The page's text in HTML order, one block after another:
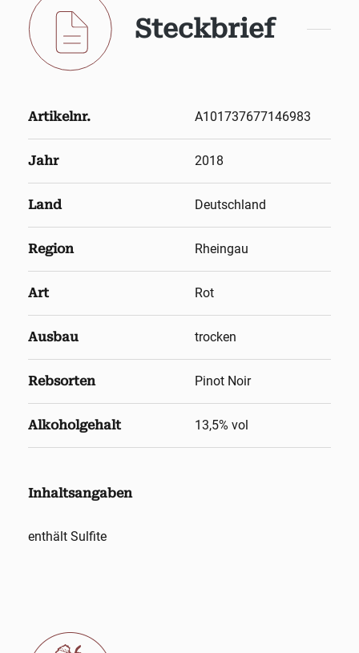
Steckbrief
Artikelnr. A101737677146983
Jahr 2018
Land Deutschland
Region Rheingau
Art Rot
Ausbau trocken
Rebsorten Pinot Noir
Alkoholgehalt 13,5% vol
Inhaltsangaben
enthält Sulfite